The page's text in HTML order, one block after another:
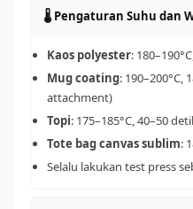
🌡️ Pengaturan Suhu dan
Kaos polyester:
Mug coating: 190–200°C,
attachment)
Topi: 175–185°C, 40–50
Tote bag canvas sublim:
Selalu lakukan test press